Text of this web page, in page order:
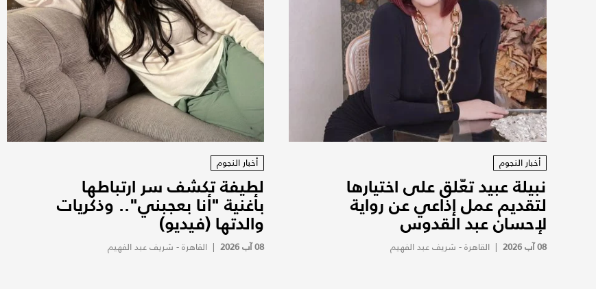
أخبار النجوم
نبيلة عبيد تعّلق على اختيارها
لتقديم عمل إذاعي عن رواية
لإحسان عبد القدوس
08 آب 2026 | القاهرة - شريف عبد الفهيم
أخبار النجوم
لطيفة تكشف سر ارتباطها
بأغنية "أنا بعجبني".. وذكريات
والدتها (فيديو)
08 آب 2026 | القاهرة - شريف عبد الفهيم